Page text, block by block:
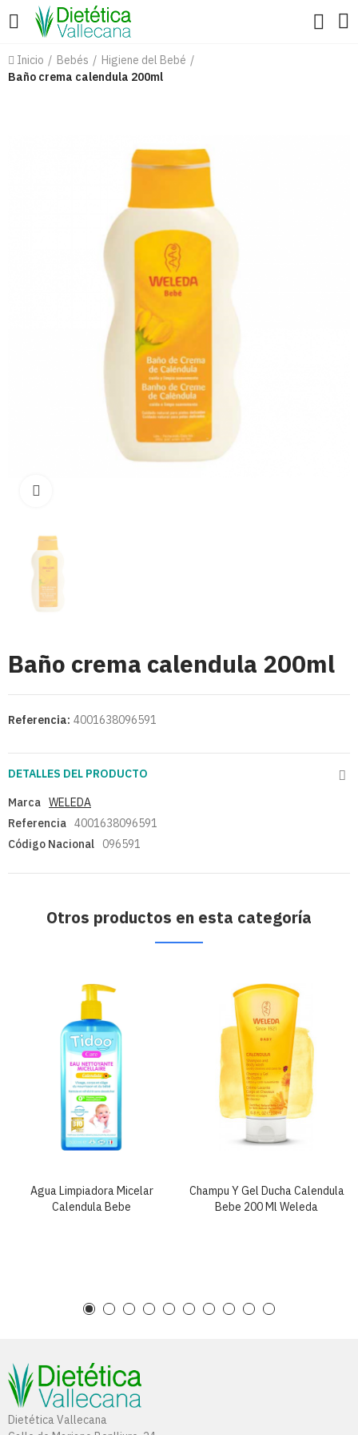
Inicio Bebés
Higiene del Bebé
Baño crema calendula 200ml
Baño crema calendula 200ml
Referencia: 4001638096591
DETALLES DEL PRODUCTO
Marca WELEDA
Referencia 4001638096591
Código Nacional
096591
Otros productos en esta categoría
Agua Limpiadora Micelar
Calendula Bebe
Champu Y Gel Ducha Calendula
Bebe 200 Ml Weleda
Dietética Vallecana